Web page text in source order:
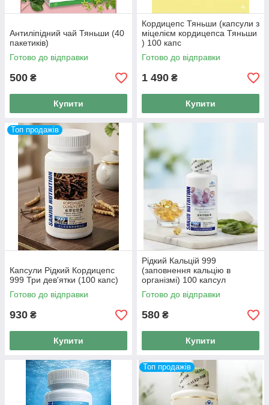
Антиліпідний чай Тяньши (40
пакетиків)
Готово до відправки
500 ₴
Купити
Кордицепс Тяньши (капсули з
міцелієм кордицепса Тяньши
) 100 капс
Готово до відправки
1 490 ₴
Купити
Топ продажів
Капсули Рідкий Кордицепс
999 Три дев'ятки (100 капс)
Готово до відправки
930 ₴
Купити
Рідкий Кальцій 999
(заповнення кальцію в
організмі) 100 капсул
Готово до відправки
580 ₴
Купити
Топ продажів